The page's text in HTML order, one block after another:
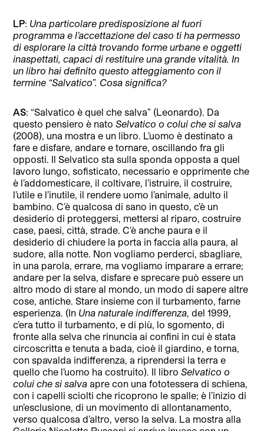
LP: Una particolare predisposizione al fuori
programma e l’accettazione del caso ti ha permesso
di esplorare la città trovando forme urbane e oggetti
inaspettati, capaci di restituire una grande vitalità. In
un libro hai definito questo atteggiamento con il
termine “Salvatico”. Cosa significa?
AS: “Salvatico è quel che salva” (Leonardo). Da
questo pensiero è natoSelvatico o colui che si salva
(2008), una mostra e un libro. L’uomo è destinato a
fare e disfare, andare e tornare, oscillando fra gli
opposti. Il Selvatico sta sulla sponda opposta a quel
lavoro lungo, sofisticato, necessario e opprimente che
è l’addomesticare, il coltivare, l’istruire, il costruire,
l’utile e l’inutile, il rendere uomo l’animale, adulto il
bambino. C’è qualcosa di sano in questo, c’è un
desiderio di proteggersi, mettersi al riparo, costruire
case, paesi, città, strade. C’è anche paura e il
desiderio di chiudere la porta in faccia alla paura, al
sudore, alla notte. Non vogliamo perderci, sbagliare,
in una parola, errare, ma vogliamo imparare a errare;
andare per la selva, disfare e sprecare può essere un
altro modo di stare al mondo, un modo di sapere altre
cose, antiche. Stare insieme con il turbamento, farne
esperienza. (In Una naturale indifferenza , del 1999,
c’era tutto il turbamento, e di più, lo sgomento, di
fronte alla selva che rinuncia ai confini in cui è stata
circoscritta e tenuta a bada, cioè il giardino, e torna,
con spavalda indifferenza, a riprendersi la terra e
quello che l’uomo ha costruito). Il libroSelvatico o
colui che si salva apre con una fototessera di schiena,
con i capelli sciolti che ricoprono le spalle; è l’inizio di
un’esclusione, di un movimento di allontanamento,
verso qualcosa d’altro, verso la selva. La mostra alla